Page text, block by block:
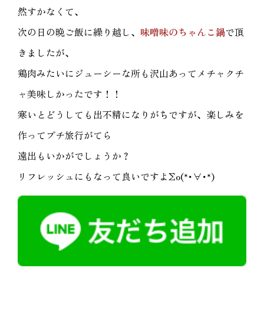
然すかなくて、
次の日の晩ご飯に繰り越し、 味噌味のちゃんこ鍋で頂
きましたが、
鶏肉みたいにジューシーな所も沢山あってメチャクチ
ャ美味しかったです！！
寒いとどうしても出不精になりがちですが、楽しみを
作ってプチ旅行がてら
遠出もいかがでしょうか？
リフレッシュにもなって良いですよΣo(*･∀･*)